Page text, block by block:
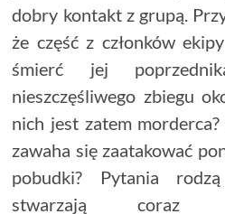
dobry kontakt z grupą.
że część z członków
śmierć jej
nieszczęśliwego zbiegu
nich jest zatem
zawaha się zaatakować
pobudki? Pytania
stwarzają coraz